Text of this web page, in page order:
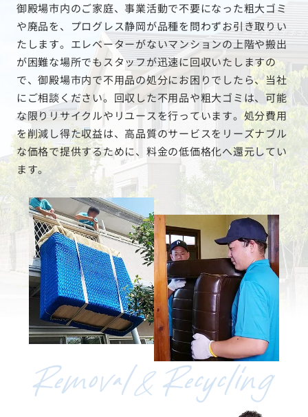
御殿場市内のご家庭、事業活動で不要になった粗大ゴミ
や廃品を、プログレス静岡が品種を問わずお引き取りい
たします。エレベーターがないマンションの上階や搬出
が困難な場所でもスタッフが迅速に回収いたしますの
で、御殿場市内で不用品の処分にお困りでしたら、当社
にご相談ください。回収した不用品や粗大ゴミは、可能
な限りリサイクルやリユースを行っています。処分費用
を削減し得た収益は、高品質のサービスをリーズナブル
な価格で提供するために、料金の低価格化へ還元してい
ます。